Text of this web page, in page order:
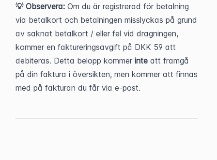
💡 Observera: Om du är registrerad för betalning
via betalkort och betalningen misslyckas på grund
av saknat betalkort / eller fel vid dragningen,
kommer en faktureringsavgift på DKK 59 att
debiteras. Detta belopp kommer inte att framgå
på din faktura i översikten, men kommer att finnas
med på fakturan du får via e-post.